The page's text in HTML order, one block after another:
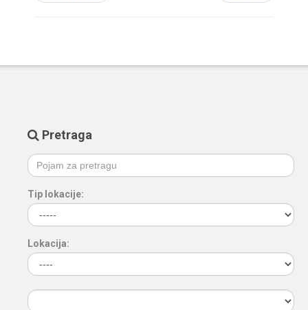
Pretraga
Tip lokacije:
Lokacija: